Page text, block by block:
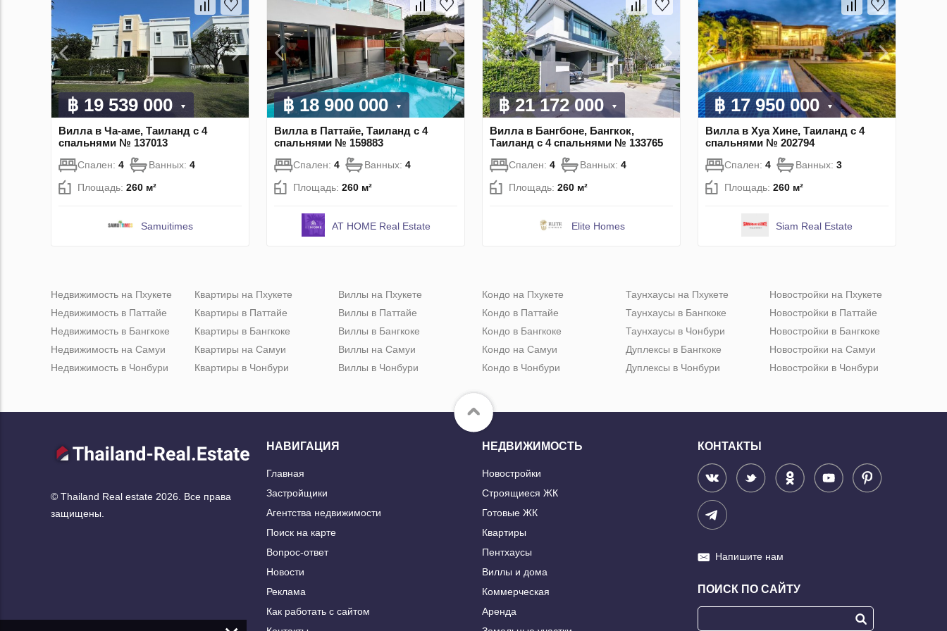
฿ 19 539 000
Вилла в Ча-аме, Таиланд с 4
спальнями № 137013
Спален: 4 Ванных: 4
Площадь: 260 м²
Samuitimes
฿ 18 900 000
Вилла в Паттайе, Таиланд с 4
спальнями № 159883
Спален: 4 Ванных: 4
Площадь: 260 м²
AT HOME Real Estate
฿ 21 172 000
Вилла в Бангбоне, Бангкок,
Таиланд с 4 спальнями № 133765
Спален: 4 Ванных: 4
Площадь: 260 м²
Elite Homes
฿ 17 950 000
Вилла в Хуа Хине, Таиланд с 4
спальнями № 202794
Спален: 4 Ванных: 3
Площадь: 260 м²
Siam Real Estate
Недвижимость на Пхукете
Недвижимость в Паттайе
Недвижимость в Бангкоке
Недвижимость на Самуи
Недвижимость в Чонбури
Квартиры на Пхукете
Квартиры в Паттайе
Квартиры в Бангкоке
Квартиры на Самуи
Квартиры в Чонбури
Виллы на Пхукете
Виллы в Паттайе
Виллы в Бангкоке
Виллы на Самуи
Виллы в Чонбури
Кондо на Пхукете
Кондо в Паттайе
Кондо в Бангкоке
Кондо на Самуи
Кондо в Чонбури
Таунхаусы на Пхукете
Таунхаусы в Бангкоке
Таунхаусы в Чонбури
Дуплексы в Бангкоке
Дуплексы в Чонбури
Новостройки на Пхукете
Новостройки в Паттайе
Новостройки в Бангкоке
Новостройки на Самуи
Новостройки в Чонбури
© Thailand Real estate 2026. Все права
защищены.
НАВИГАЦИЯ
Главная
Застройщики
Агентства недвижимости
Поиск на карте
Вопрос-ответ
Новости
Реклама
Как работать с сайтом
НЕДВИЖИМОСТЬ
Новостройки
Строящиеся ЖК
Готовые ЖК
Квартиры
Пентхаусы
Виллы и дома
Коммерческая
Аренда
КОНТАКТЫ
Напишите нам
ПОИСК ПО САЙТУ